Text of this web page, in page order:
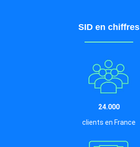
SID en chiffres
24.000
clients en France